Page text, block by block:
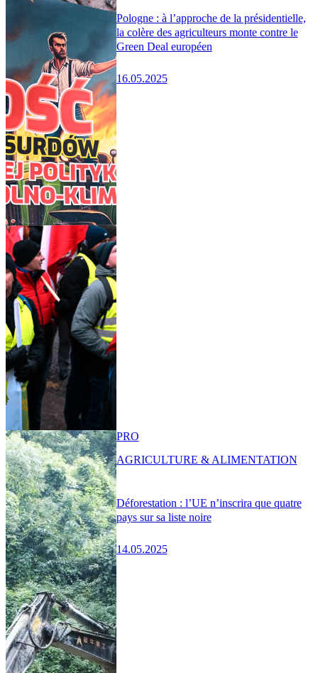
Pologne : à l’approche de la présidentielle,
la colère des agriculteurs monte contre le
Green Deal européen
16.05.2025
Déforestation : l’UE n’inscrira que quatre
pays sur sa liste noire
14.05.2025
PRO
AGRICULTURE & ALIMENTATION